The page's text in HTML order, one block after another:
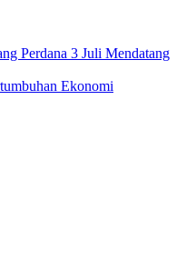
Perdana 3 Juli Mendatang
Ekonomi